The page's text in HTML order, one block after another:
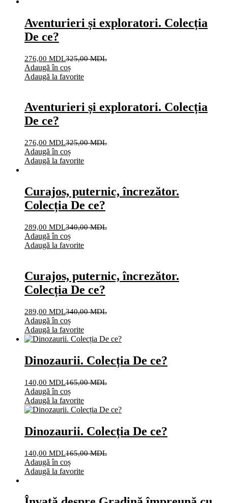
Aventurieri și exploratori. Colecția
De ce?
276,00 MDL325,00MDL
Adaugă în coș
Adaugă la favorite
Aventurieri și exploratori. Colecția
De ce?
276,00 MDL325,00MDL
Adaugă în coș
Adaugă la favorite
Curajos, puternic, încrezător.
Colecția De ce?
289,00 MDL340,00MDL
Adaugă în coș
Adaugă la favorite
Curajos, puternic, încrezător.
Colecția De ce?
289,00 MDL340,00MDL
Adaugă în coș
Adaugă la favorite
Dinozaurii. Colecția De ce?
140,00 MDL165,00MDL
Adaugă în coș
Adaugă la favorite
Dinozaurii. Colecția De ce?
140,00 MDL165,00MDL
Adaugă în coș
Adaugă la favorite